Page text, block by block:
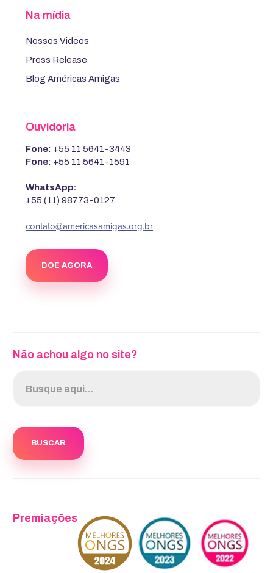
Na mídia
Nossos Videos
Press Release
Blog Américas Amigas
Ouvidoria
Fone: +55 11 5641-3443
Fone: +55 11 5641-1591
WhatsApp:
+55 (11) 98773-0127
contato@americasamigas.org.br
DOE AGORA
Não achou algo no site?
Premiações